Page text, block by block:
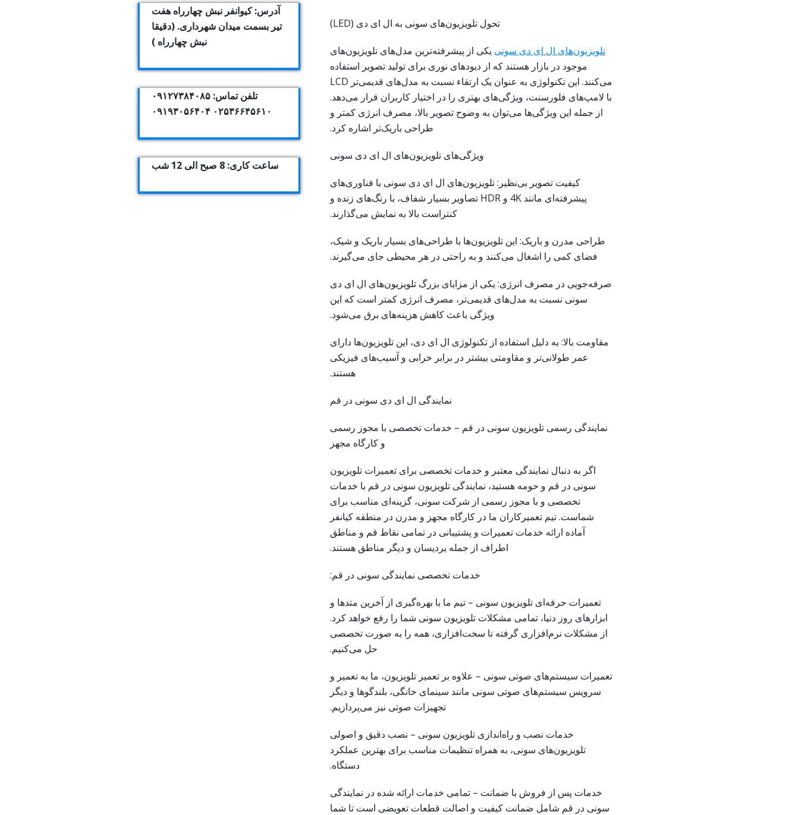
تحول تلویزیون‌های سونی به ال ای دی (LED)
تلویزیون‌های ال ای دی سونی یکی از پیشرفته‌ترین مدل‌های تلویزیون‌های
موجود در بازار هستند که از دیودهای نوری برای تولید تصویر استفاده
می‌کنند. این تکنولوژی به عنوان یک ارتقاء نسبت به مدل‌های قدیمی‌تر LCD
با لامپ‌های فلورسنت، ویژگی‌های بهتری را در اختیار کاربران قرار می‌دهد.
از جمله این ویژگی‌ها می‌توان به وضوح تصویر بالا، مصرف انرژی کمتر و
طراحی باریک‌تر اشاره کرد.
ویژگی‌های تلویزیون‌های ال ای دی سونی
کیفیت تصویر بی‌نظیر: تلویزیون‌های ال ای دی سونی با فناوری‌های
پیشرفته‌ای مانند 4K و HDR تصاویر بسیار شفاف، با رنگ‌های زنده و
کنتراست بالا به نمایش می‌گذارند.
طراحی مدرن و باریک: این تلویزیون‌ها با طراحی‌های بسیار باریک و شیک،
فضای کمی را اشغال می‌کنند و به راحتی در هر محیطی جای می‌گیرند.
صرفه‌جویی در مصرف انرژی: یکی از مزایای بزرگ تلویزیون‌های ال ای دی
سونی نسبت به مدل‌های قدیمی‌تر، مصرف انرژی کمتر است که این
ویژگی باعث کاهش هزینه‌های برق می‌شود.
مقاومت بالا: به دلیل استفاده از تکنولوژی ال ای دی، این تلویزیون‌ها دارای
عمر طولانی‌تر و مقاومتی بیشتر در برابر خرابی و آسیب‌های فیزیکی
هستند.
نمایندگی ال ای دی سونی در قم
نمایندگی رسمی تلویزیون سونی در قم – خدمات تخصصی با مجوز رسمی
و کارگاه مجهز
اگر به دنبال نمایندگی معتبر و خدمات تخصصی برای تعمیرات تلویزیون
سونی در قم و حومه هستید، نمایندگی تلویزیون سونی در قم با خدمات
تخصصی و با مجوز رسمی از شرکت سونی، گزینه‌ای مناسب برای
شماست. تیم تعمیرکاران ما در کارگاه مجهز و مدرن در منطقه کیانفر
آماده ارائه خدمات تعمیرات و پشتیبانی در تمامی نقاط قم و مناطق
اطراف از جمله یردیسان و دیگر مناطق هستند.
خدمات تخصصی نمایندگی سونی در قم:
تعمیرات حرفه‌ای تلویزیون سونی – تیم ما با بهره‌گیری از آخرین متدها و
ابزارهای روز دنیا، تمامی مشکلات تلویزیون سونی شما را رفع خواهد کرد.
از مشکلات نرم‌افزاری گرفته تا سخت‌افزاری، همه را به صورت تخصصی
حل می‌کنیم.
تعمیرات سیستم‌های صوتی سونی – علاوه بر تعمیر تلویزیون، ما به تعمیر و
سرویس سیستم‌های صوتی سونی مانند سینمای خانگی، بلندگوها و دیگر
تجهیزات صوتی نیز می‌پردازیم.
خدمات نصب و راه‌اندازی تلویزیون سونی – نصب دقیق و اصولی
تلویزیون‌های سونی، به همراه تنظیمات مناسب برای بهترین عملکرد
دستگاه.
خدمات پس از فروش با ضمانت – تمامی خدمات ارائه شده در نمایندگی
سونی در قم شامل ضمانت کیفیت و اصالت قطعات تعویضی است تا شما
آدرس: کیوانفر نبش چهارراه هفت
تیر بسمت میدان شهرداری. (دقیقا
نبش چهارراه )
تلفن تماس: ۰۹۱۲۷۳۸۴۰۸۵
۰۲۵۳۶۶۴۵۶۱۰ ۰۹۱۹۳۰۵۶۴۰۴
ساعت کاری: 8 صبح الی 12 شب